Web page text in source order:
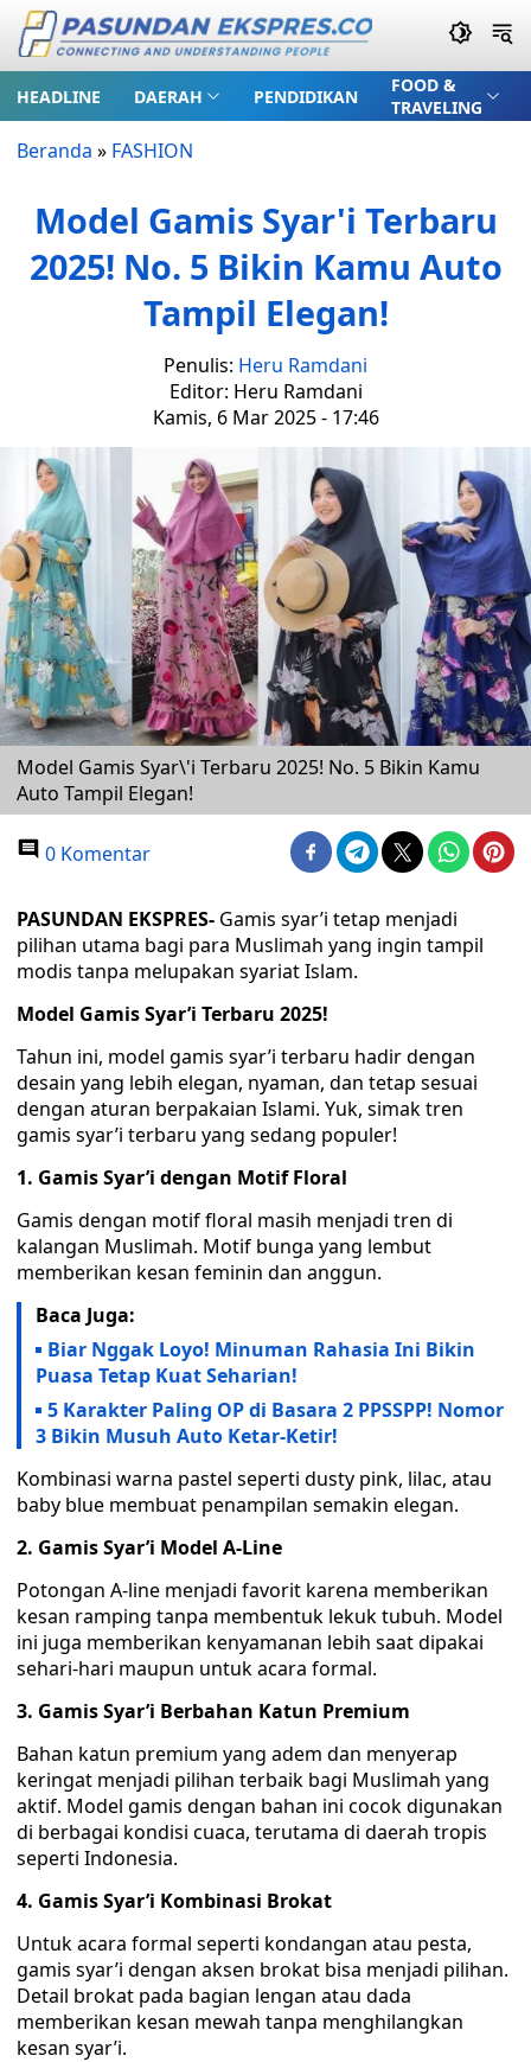
HEADLINE DAERAH PENDIDIKAN
FOOD &
TRAVELING
Beranda » FASHION
Model Gamis Syar'i Terbaru
2025! No. 5 Bikin Kamu Auto
Tampil Elegan!
Penulis: Heru Ramdani
Editor: Heru Ramdani
Kamis, 6 Mar 2025 - 17:46
Model Gamis Syar\'i Terbaru 2025! No. 5 Bikin Kamu
Auto Tampil Elegan!
0 Komentar
PASUNDAN EKSPRES- Gamis syar’i tetap menjadi
pilihan utama bagi para Muslimah yang ingin tampil
modis tanpa melupakan syariat Islam.
Model Gamis Syar’i Terbaru 2025!
Tahun ini, model gamis syar’i terbaru hadir dengan
desain yang lebih elegan, nyaman, dan tetap sesuai
dengan aturan berpakaian Islami. Yuk, simak tren
gamis syar’i terbaru yang sedang populer!
1. Gamis Syar’i dengan Motif Floral
Gamis dengan motif floral masih menjadi tren di
kalangan Muslimah. Motif bunga yang lembut
memberikan kesan feminin dan anggun.
Baca Juga:
Biar Nggak Loyo! Minuman Rahasia Ini Bikin
Puasa Tetap Kuat Seharian!
5 Karakter Paling OP di Basara 2 PPSSPP! Nomor
3 Bikin Musuh Auto Ketar-Ketir!
Kombinasi warna pastel seperti dusty pink, lilac, atau
baby blue membuat penampilan semakin elegan.
2. Gamis Syar’i Model A-Line
Potongan A-line menjadi favorit karena memberikan
kesan ramping tanpa membentuk lekuk tubuh. Model
ini juga memberikan kenyamanan lebih saat dipakai
sehari-hari maupun untuk acara formal.
3. Gamis Syar’i Berbahan Katun Premium
Bahan katun premium yang adem dan menyerap
keringat menjadi pilihan terbaik bagi Muslimah yang
aktif. Model gamis dengan bahan ini cocok digunakan
di berbagai kondisi cuaca, terutama di daerah tropis
seperti Indonesia.
4. Gamis Syar’i Kombinasi Brokat
Untuk acara formal seperti kondangan atau pesta,
gamis syar’i dengan aksen brokat bisa menjadi pilihan.
Detail brokat pada bagian lengan atau dada
memberikan kesan mewah tanpa menghilangkan
kesan syar’i.